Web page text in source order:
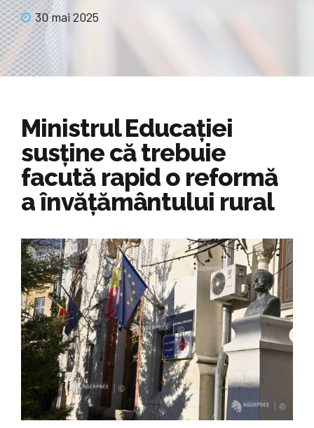
30 mai 2025
Ministrul Educației
susține că trebuie
facută rapid o reformă
a învățământului rural